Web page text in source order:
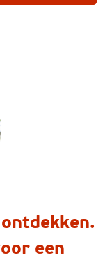
een